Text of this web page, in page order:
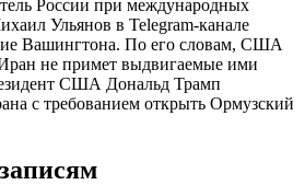
России при международных
Ульянов в Telegram-канале
Вашингтона. По его словам, США
не примет выдвигаемые ими
США Дональд Трамп
с требованием открыть Ормузский